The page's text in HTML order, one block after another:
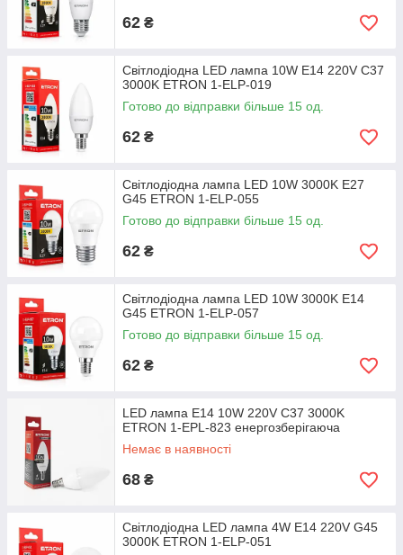
62 ₴
Світлодіодна LED лампа 10W E14 220V С37
3000K ETRON 1-ELP-019
Готово до відправки більше 15 од.
62 ₴
Світлодіодна лампа LED 10W 3000K E27
G45 ETRON 1-ELP-055
Готово до відправки більше 15 од.
62 ₴
Світлодіодна лампа LED 10W 3000K E14
G45 ETRON 1-ELP-057
Готово до відправки більше 15 од.
62 ₴
LED лампа E14 10W 220V C37 3000K
ETRON 1-EPL-823 енергозберігаюча
Немає в наявності
68 ₴
Світлодіодна LED лампа 4W E14 220V G45
3000K ETRON 1-ELP-051